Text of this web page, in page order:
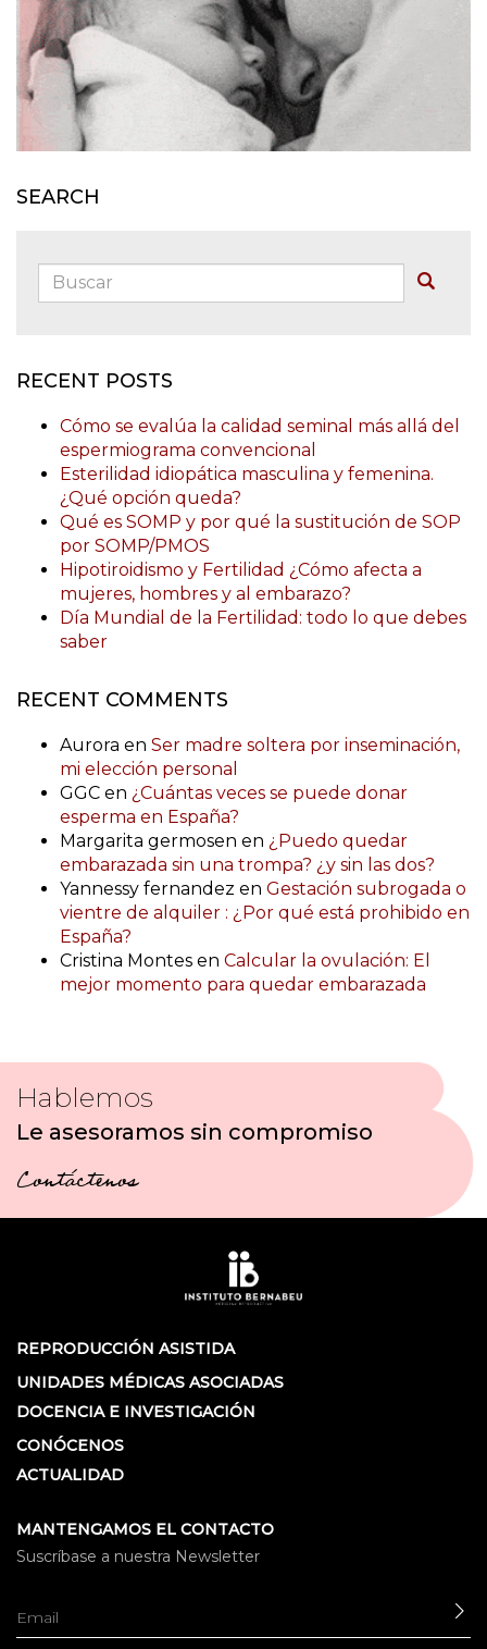
SEARCH
Buscar:
RECENT POSTS
Cómo se evalúa la calidad seminal más allá del
espermiograma convencional
Esterilidad idiopática masculina y femenina.
¿Qué opción queda?
Qué es SOMP y por qué la sustitución de SOP
por SOMP/PMOS
Hipotiroidismo y Fertilidad ¿Cómo afecta a
mujeres, hombres y al embarazo?
Día Mundial de la Fertilidad: todo lo que debes
saber
RECENT COMMENTS
Aurora en Ser madre soltera por inseminación,
mi elección personal
GGC en ¿Cuántas veces se puede donar
esperma en España?
Margarita germosen en ¿Puedo quedar
embarazada sin una trompa? ¿y sin las dos?
Yannessy fernandez en Gestación subrogada o
vientre de alquiler : ¿Por qué está prohibido en
España?
Cristina Montes en Calcular la ovulación: El
mejor momento para quedar embarazada
Hablemos
Le asesoramos sin compromiso
Contáctenos
REPRODUCCIÓN ASISTIDA
UNIDADES MÉDICAS ASOCIADAS
DOCENCIA E INVESTIGACIÓN
CONÓCENOS
ACTUALIDAD
MANTENGAMOS EL CONTACTO
Suscríbase a nuestra Newsletter